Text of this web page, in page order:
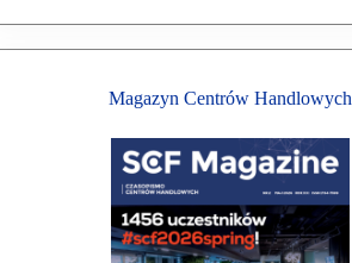
Magazyn Centrów Handlowych